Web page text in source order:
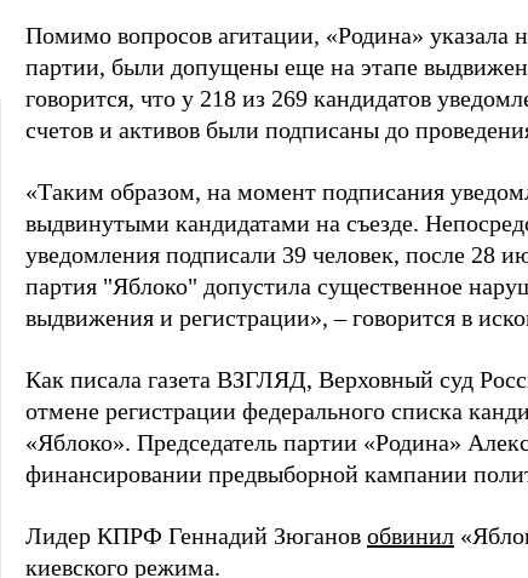
Помимо вопросов агитации, «Родина»
партии, были допущены еще на этапе
говорится, что у 218 из 269 кандидатов
счетов и активов были подписаны до
«Таким образом, на момент подписания
выдвинутыми кандидатами на съезде.
уведомления подписали 39 человек, после 28
партия "Яблоко" допустила существенное
выдвижения и регистрации», – говорится в
Как писала газета ВЗГЛЯД, Верховный суд
отмене регистрации федерального списка
«Яблоко». Председатель партии «Родина»
финансировании предвыборной кампании
Лидер КПРФ Геннадий Зюганов обвинил
киевского режима.